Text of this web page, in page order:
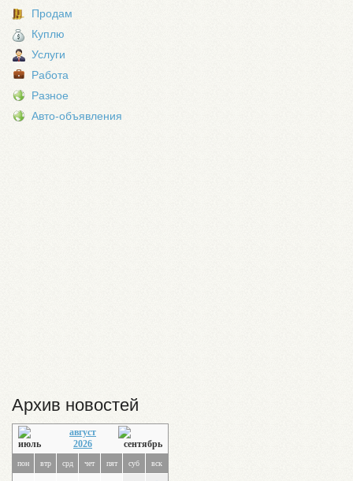
Продам
Куплю
Услуги
Работа
Разное
Авто-объявления
Архив новостей
август
2026
пон втр срд чет пят суб вск